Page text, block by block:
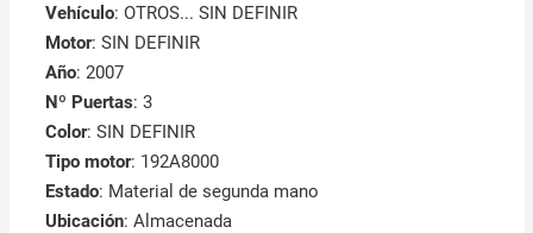
Vehículo: OTROS... SIN DEFINIR
Motor: SIN DEFINIR
Año: 2007
Nº Puertas: 3
Color: SIN DEFINIR
Tipo motor: 192A8000
Estado: Material de segunda mano
Ubicación: Almacenada